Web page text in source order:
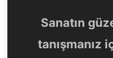
Sanatın
tanışmanız